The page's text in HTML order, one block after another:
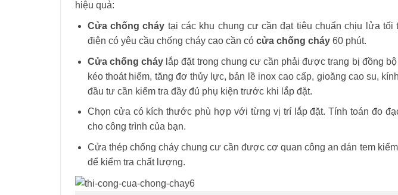
hiệu quả:
Cửa chống cháy tại các khu chung cư cần đạt tiêu chuẩn chịu lửa tối
điện có yêu cầu chống cháy cao cần có cửa chống cháy60 phút.
Cửa chống cháy lắp đặt trong chung cư cần phải được trang bị đồng
kéo thoát hiểm, tăng đơ thủy lực, bản lề inox cao cấp, gioăng cao su,
đầu tư cần kiểm tra đầy đủ phụ kiện trước khi lắp đặt.
Chọn cửa có kích thước phù hợp với từng vị trí lắp đặt. Tính toán đo
cho công trình của bạn.
Cửa thép chống cháy chung cư cần được cơ quan công an dán tem
để kiểm tra chất lượng.